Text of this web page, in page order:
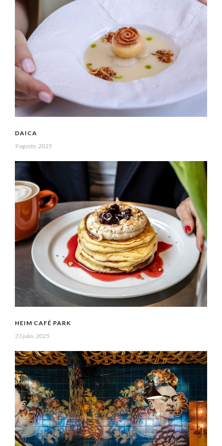
DAICA
9 agosto, 2025
HEIM CAFÉ PARK
23 julio, 2025